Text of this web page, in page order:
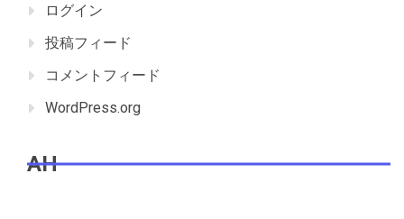
ログイン
投稿フィード
コメントフィード
WordPress.org
AH